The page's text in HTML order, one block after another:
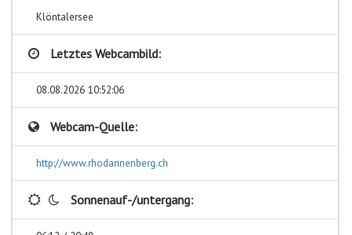
Klöntalersee
Letztes Webcambild:
08.08.2026 10:52:06
Webcam-Quelle:
http://www.rhodannenberg.ch
Sonnenauf-/untergang: